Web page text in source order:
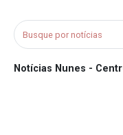
Notícias Nunes -